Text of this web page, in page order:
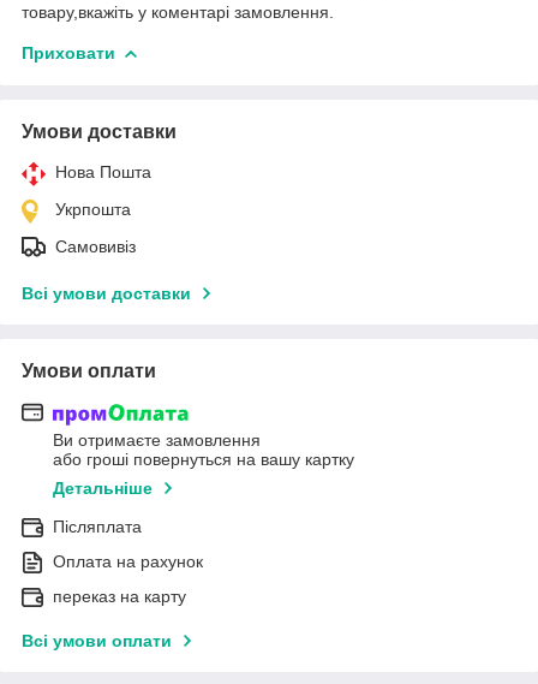
товару,вкажіть у коментарі замовлення.
Приховати
Умови доставки
Нова Пошта
Укрпошта
Самовивіз
Всі умови доставки
Умови оплати
Ви отримаєте замовлення
або гроші повернуться на вашу картку
Детальніше
Післяплата
Оплата на рахунок
переказ на карту
Всі умови оплати